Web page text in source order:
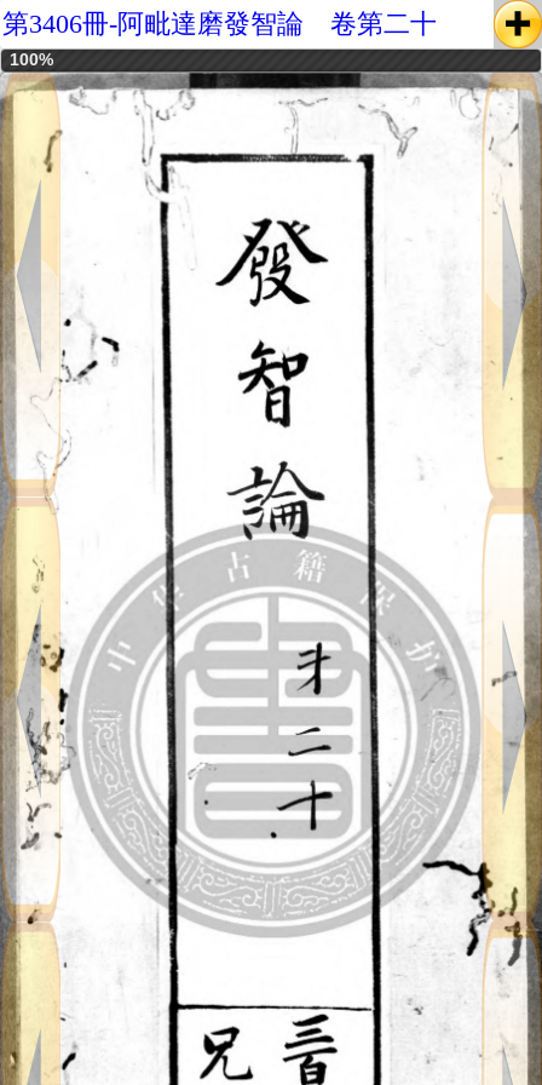
第3406冊-阿毗達磨發智論 卷第二十
100%